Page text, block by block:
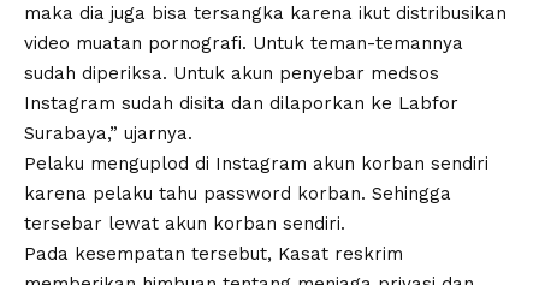
maka dia juga bisa tersangka karena ikut distribusikan
video muatan pornografi. Untuk teman-temannya
sudah diperiksa. Untuk akun penyebar medsos
Instagram sudah disita dan dilaporkan ke Labfor
Surabaya,” ujarnya.
Pelaku menguplod di Instagram akun korban sendiri
karena pelaku tahu password korban. Sehingga
tersebar lewat akun korban sendiri.
Pada kesempatan tersebut, Kasat reskrim